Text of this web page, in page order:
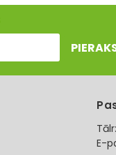
Tālr:
E-